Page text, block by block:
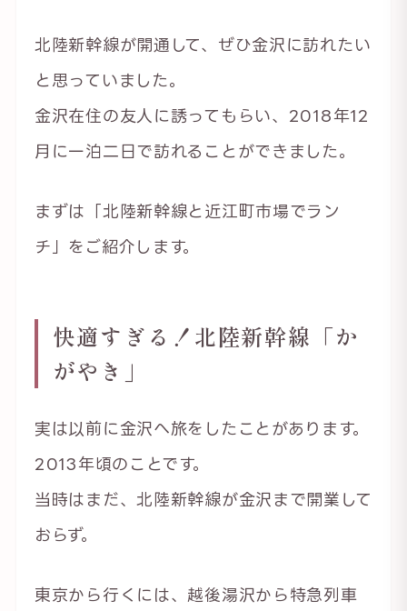
北陸新幹線が開通して、ぜひ金沢に訪れたい
と思っていました。
金沢在住の友人に誘ってもらい、2018年12
月に一泊二日で訪れることができました。
まずは「北陸新幹線と近江町市場でラン
チ」をご紹介します。
快適すぎる！北陸新幹線「か
がやき」
実は以前に金沢へ旅をしたことがあります。
2013年頃のことです。
当時はまだ、北陸新幹線が金沢まで開業して
おらず。
東京から行くには、越後湯沢から特急列車